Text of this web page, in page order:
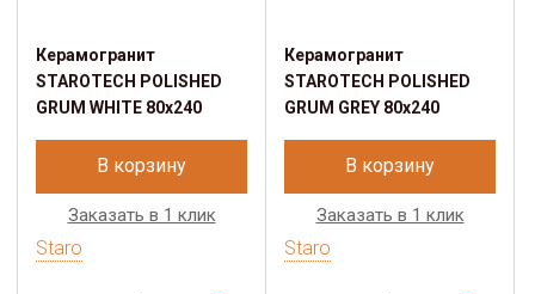
Керамогранит
STAROTECH POLISHED
GRUM WHITE 80х240
В корзину
Заказать в 1 клик
Staro
Керамогранит
STAROTECH POLISHED
GRUM GREY 80х240
В корзину
Заказать в 1 клик
Staro